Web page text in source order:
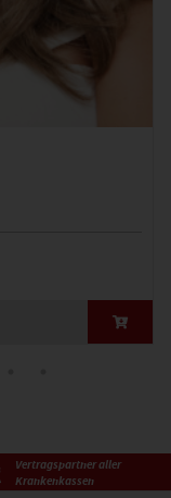
Vertragspartner aller
Krankenkassen